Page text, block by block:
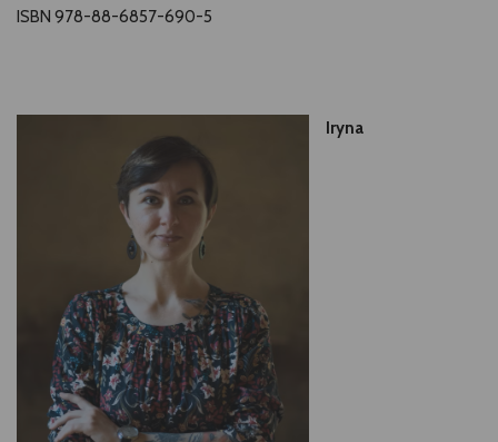
ISBN 978-88-6857-690-5
Iryna